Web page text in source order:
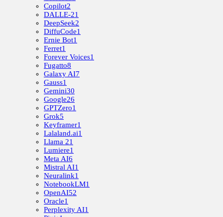
Copilot2
DALLE-21
DeepSeek2
DiffuCode1
Ernie Bot1
Ferret1
Forever Voices1
Fugatto8
Galaxy AI7
Gauss1
Gemini30
Google26
GPTZero1
Grok5
Keyframer1
Lalaland.ai1
Llama 21
Lumiere1
Meta AI6
Mistral AI1
Neuralink1
NotebookLM1
OpenAI52
Oracle1
Perplexity AI1